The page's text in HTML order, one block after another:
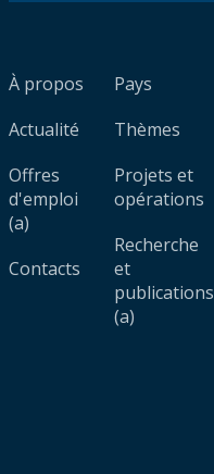
À propos
Actualité
Offres
d'emploi
(a)
Contacts
Pays
Thèmes
Projets et
opérations
Recherche
et
publications
(a)